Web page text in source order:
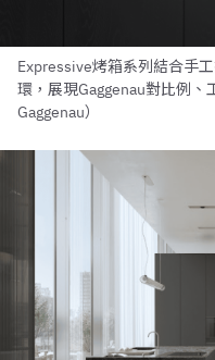
Expressive烤箱系列結合手
環，展現Gaggenau對比例、
Gaggenau）